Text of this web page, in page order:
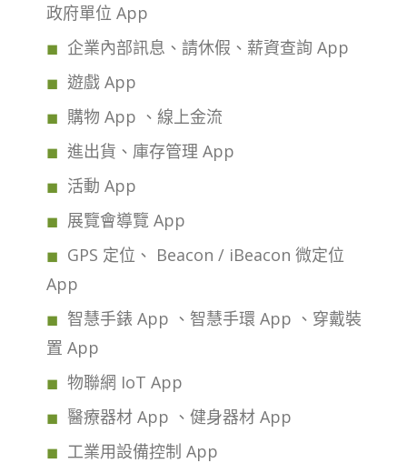
政府單位 App
企業內部訊息、請休假、薪資查詢 App
遊戲 App
購物 App 、線上金流
進出貨、庫存管理 App
活動 App
展覽會導覽 App
GPS 定位、 Beacon / iBeacon 微定位
App
智慧手錶 App 、智慧手環 App 、穿戴裝
置 App
物聯網 IoT App
醫療器材 App 、健身器材 App
工業用設備控制 App